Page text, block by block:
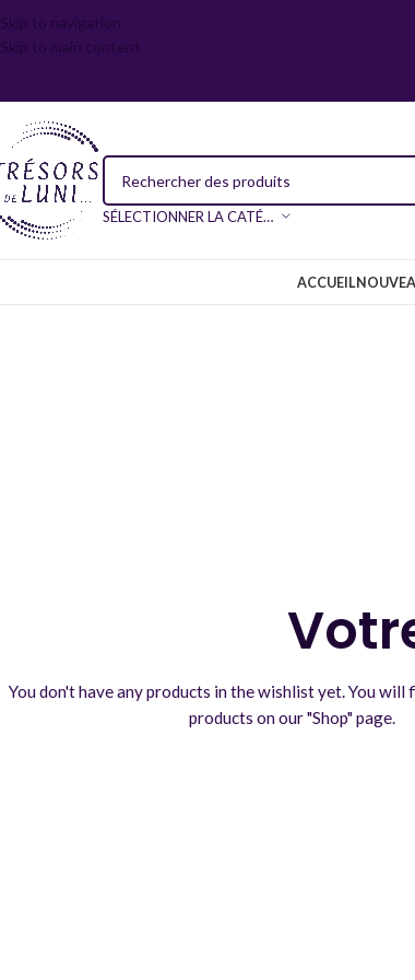
Skip to navigation
Skip to main content
SÉLECTIONNER LA CATÉGORIE
ACCUEIL
You don't have any products in the wishlist yet.You will
products on our "Shop" page.